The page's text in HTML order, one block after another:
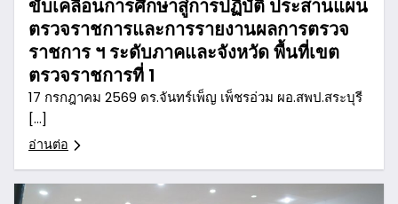
ขับเคลื่อนการศึกษาสู่การปฏิบัติ ประสานแผน
ตรวจราชการและการรายงานผลการตรวจ
ราชการ ฯ ระดับภาคและจังหวัด พื้นที่เขต
ตรวจราชการที่ 1
17 กรกฎาคม 2569 ดร.จันทร์เพ็ญ เพ็ชรอ่วม ผอ.สพป.สระบุรี
[…]
อ่านต่อ